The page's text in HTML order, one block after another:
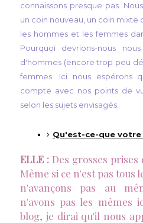
connaissons presque pas.
un coin nouveau, un coin
les hommes et les femmes
Pourquoi devrions-nous
d'hommes (encore trop peu
femmes. Ici nous espérons
compte avec nos points de
selon les sujets envisagés.
Qu'est-ce-que
ELLE :Des grosses prises
Même si ce n'est pas tous
n'avançons pas au
n'avons pas les mêmes
blog, je dirai qu'il nous